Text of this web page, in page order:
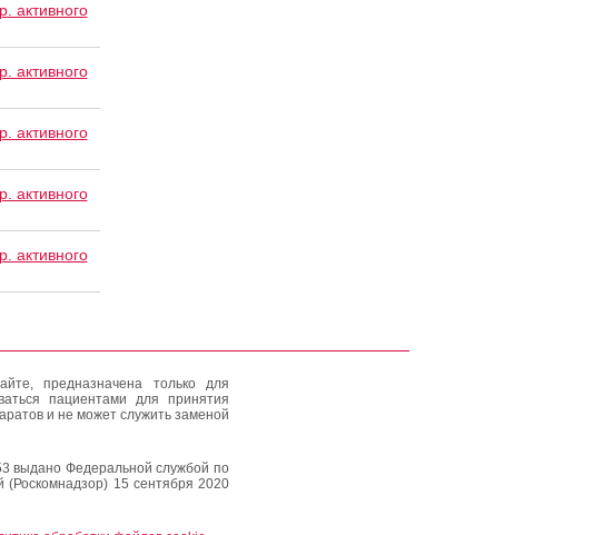
активного
активного
активного
активного
активного
предназначена только для
пациентами для принятия
и не может служить заменой
выдано Федеральной службой по
15 сентября 2020